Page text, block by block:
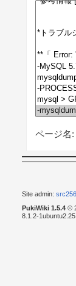
ページ名:
Site admin: src256
PukiWiki 1.5.4©
8.1.2-